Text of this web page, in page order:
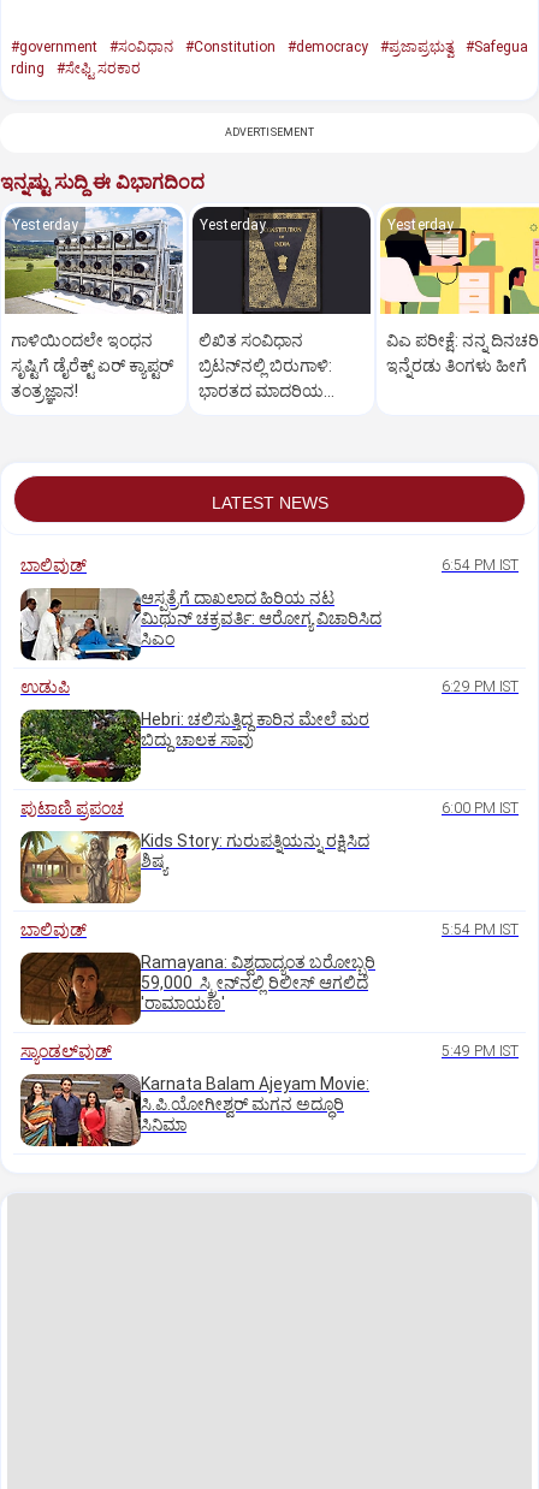
#government #ಸಂವಿಧಾನ #Constitution #democracy #ಪ್ರಜಾಪ್ರಭುತ್ವ
#Safegua
rding
#ಸೇಫ್ಟಿ ಸರಕಾರ
ADVERTISEMENT
ಇನ್ನಷ್ಟು ಸುದ್ದಿ ಈ ವಿಭಾಗದಿಂದ
Yesterday
ಗಾಳಿಯಿಂದಲೇ ಇಂಧನ
ಸೃಷ್ಟಿಗೆ ಡೈರೆಕ್ಟ್ ಏರ್‌ ಕ್ಯಾಪ್ಟರ್
ತಂತ್ರಜ್ಞಾನ!
Yesterday
ಲಿಖಿತ ಸಂವಿಧಾನ
ಬ್ರಿಟನ್‌ನಲ್ಲಿ ಬಿರುಗಾಳಿ:
ಭಾರತದ ಮಾದರಿಯ
Yesterday
ವಿಎ ಪರೀಕ್ಷೆ: ನನ್ನ ದಿನಚರಿ
ಇನ್ನೆರಡು ತಿಂಗಳು ಹೀಗೆ
LATEST NEWS
ಬಾಲಿವುಡ್‌ 6:54 PM IST
ಆಸ್ಪತ್ರೆಗೆ ದಾಖಲಾದ ಹಿರಿಯ ನಟ
ಮಿಥುನ್ ಚಕ್ರವರ್ತಿ: ಆರೋಗ್ಯ ವಿಚಾರಿಸಿದ
ಸಿಎಂ
ಉಡುಪಿ 6:29 PM IST
Hebri: ಚಲಿಸುತ್ತಿದ್ದ ಕಾರಿನ ಮೇಲೆ ಮರ
ಬಿದ್ದು ಚಾಲಕ ಸಾವು
ಪುಟಾಣಿ ಪ್ರಪಂಚ 6:00 PM IST
Kids Story: ಗುರುಪತ್ನಿಯನ್ನು ರಕ್ಷಿಸಿದ
ಶಿಷ್ಯ
ಬಾಲಿವುಡ್‌ 5:54 PM IST
Ramayana: ವಿಶ್ವದಾದ್ಯಂತ ಬರೋಬ್ಬರಿ
59,000 ಸ್ಕ್ರೀನ್‌ನಲ್ಲಿ ರಿಲೀಸ್‌ ಆಗಲಿದೆ
'ರಾಮಾಯಣ'
ಸ್ಯಾಂಡಲ್‌ವುಡ್‌ 5:49 PM IST
Karnata Balam Ajeyam Movie:
ಸಿ.ಪಿ.ಯೋಗೀಶ್ವರ್‌ ಮಗನ ಅದ್ಧೂರಿ
ಸಿನಿಮಾ